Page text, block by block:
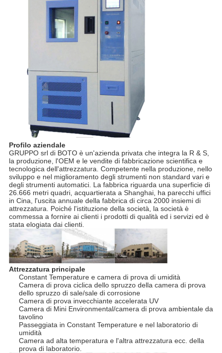
Profilo aziendale
GRUPPO srl di BOTO è un'azienda privata che integra la R & S,
la produzione, l'OEM e le vendite di fabbricazione scientifica e
tecnologica dell'attrezzatura. Competente nella produzione, nello
sviluppo e nel miglioramento degli strumenti non standard vari e
degli strumenti automatici. La fabbrica riguarda una superficie di
26.666 metri quadri, acquartierata a Shanghai, ha parecchi uffici
in Cina, l'uscita annuale della fabbrica di circa 2000 insiemi di
attrezzatura. Poiché l'istituzione della società, la società è
commessa a fornire ai clienti i prodotti di qualità ed i servizi ed è
stata elogiata dai clienti.
Attrezzatura principale
Constant Temperature e camera di prova di umidità
Camera di prova ciclica dello spruzzo della camera di prova
dello spruzzo di sale/sale di corrosione
Camera di prova invecchiante accelerata UV
Camera di Mini Environmental/camera di prova ambientale da
tavolino
Passeggiata in Constant Temperature e nel laboratorio di
umidità
Camera ad alta temperatura e l'altra attrezzatura ecc. della
prova di laboratorio.